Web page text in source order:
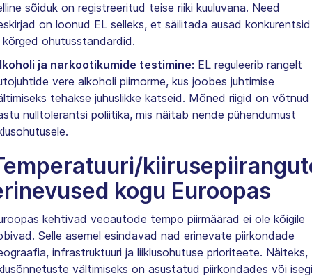
sõiduk on registreeritud teise riiki kuuluvana. Need
on loonud EL selleks, et säilitada ausad konkurentsid
kõrged ohutusstandardid.
ja narkootikumide testimine: EL reguleerib rangelt
vere alkoholi piirnorme, kus joobes juhtimise
tehakse juhuslikke katseid. Mõned riigid on võtnud
nulltolerantsi poliitika, mis näitab nende pühendumust
kogu Euroopas
kehtivad veoautode tempo piirmäärad ei ole kõigile
Selle asemel esindavad nad erinevate piirkondade
infrastruktuuri ja liiklusohutuse prioriteete. Näiteks,
vältimiseks on asustatud piirkondades või isegi